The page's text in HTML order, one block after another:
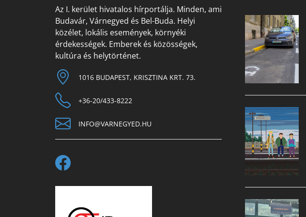
Az I. kerület hivatalos hírportálja. Minden, ami
Budavár, Várnegyed és Bel-Buda. Helyi
közélet, lokális események, környéki
érdekességek. Emberek és közösségek,
kultúra és helytörténet.
1016 BUDAPEST, KRISZTINA KRT. 73.
+36-20/433-8222
INFO@VARNEGYED.HU